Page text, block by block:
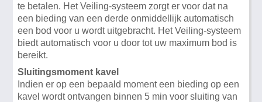
te betalen. Het Veiling-systeem zorgt er voor dat na
een bieding van een derde onmiddellijk automatisch
een bod voor u wordt uitgebracht. Het Veiling-systeem
biedt automatisch voor u door tot uw maximum bod is
bereikt.
Sluitingsmoment kavel
Indien er op een bepaald moment een bieding op een
kavel wordt ontvangen binnen 5 min voor sluiting van